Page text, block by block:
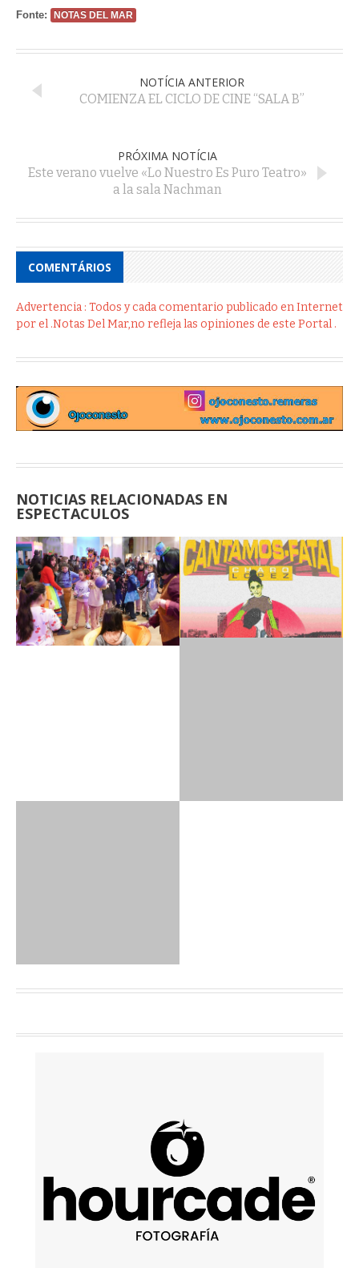
Fonte: NOTAS DEL MAR
NOTÍCIA ANTERIOR
COMIENZA EL CICLO DE CINE “SALA B”
PRÓXIMA NOTÍCIA
Este verano vuelve «Lo Nuestro Es Puro Teatro»
a la sala Nachman
COMENTÁRIOS
Advertencia : Todos y cada comentario publicado en Internet
por el .Notas Del Mar,no refleja las opiniones de este Portal .
NOTICIAS RELACIONADAS EN
ESPECTACULOS